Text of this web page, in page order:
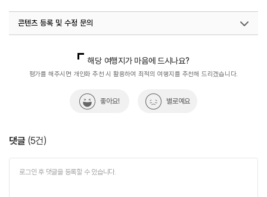
#역사유적지 #울주가볼만한곳
콘텐츠 등록 및 수정 문의
열린관광콘텐츠팀(열린관광-모두의여행)
033-738-3425
해당 여행지가 마음에 드시나요?
평가를 해주시면 개인화 추천 시 활용하여 최적의 여행지를 추천해 드리겠습니다.
좋아요! 별로예요
댓글 (5건)